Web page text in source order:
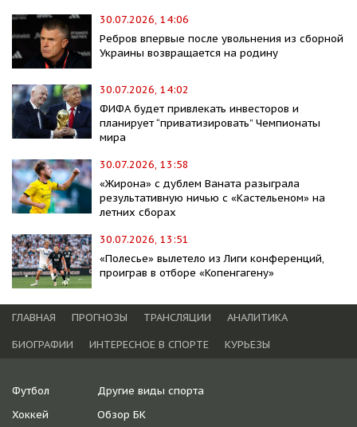
30.07.2026, 14:06
Ребров впервые после увольнения из сборной
Украины возвращается на родину
30.07.2026, 14:02
ФИФА будет привлекать инвесторов и
планирует “приватизировать” Чемпионаты
мира
30.07.2026, 13:58
«Жирона» с дублем Ваната разыграла
результативную ничью с «Кастельеном» на
летних сборах
30.07.2026, 13:51
«Полесье» вылетело из Лиги конференций,
проиграв в отборе «Копенгагену»
ГЛАВНАЯ ПРОГНОЗЫ ТРАНСЛЯЦИИ
АНАЛИТИКА
БИОГРАФИИ
ИНТЕРЕСНОЕ В СПОРТЕ КУРЬЕЗЫ
Футбол
Хоккей
Другие виды спорта
Обзор БК